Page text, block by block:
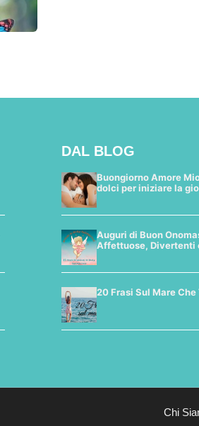
DAL BLOG
Buongiorno Amore
dolci per iniziare la
Auguri di Buon
Affettuose, Divertenti
20 Frasi Sul Mare
Chi